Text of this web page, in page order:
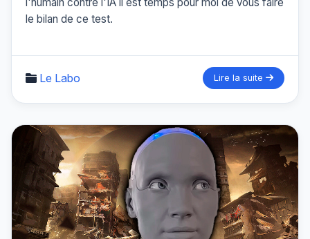
le bilan de ce test.
Le Labo Lire la suite